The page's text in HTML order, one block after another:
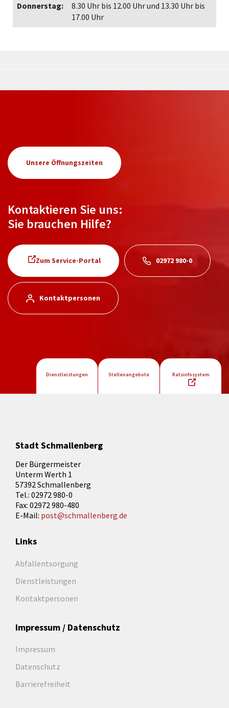
Donnerstag:
8.30 Uhr bis 12.00 Uhr und 13.30 Uhr bis
17.00 Uhr
Unsere Öffnungszeiten
Kontaktieren Sie uns:
Sie brauchen Hilfe?
Zum Service-Portal 02972 980-0
Kontaktpersonen
Dienstleistungen Stellenangebote Ratsinfosystem
Stadt Schmallenberg
Der Bürgermeister
Unterm Werth 1
57392 Schmallenberg
Tel.: 02972 980-0
Fax: 02972 980-480
E-Mail: post@schmallenberg.de
Links
Abfallentsorgung
Dienstleistungen
Kontaktpersonen
Impressum / Datenschutz
Impressum
Datenschutz
Barrierefreiheit